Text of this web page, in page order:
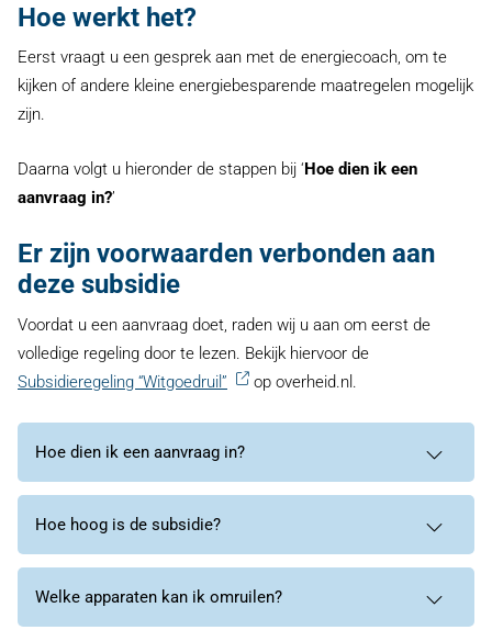
Hoe werkt het?
Eerst vraagt u een gesprek aan met de energiecoach, om te
kijken of andere kleine energiebesparende maatregelen mogelijk
zijn.
Daarna volgt u hieronder de stappen bij ‘ Hoe dien ik een
aanvraag in?’
Er zijn voorwaarden verbonden aan
deze subsidie
Voordat u een aanvraag doet, raden wij u aan om eerst de
volledige regeling door te lezen. Bekijk hiervoor de
Subsidieregeling “Witgoedruil”
op overheid.nl.
Hoe dien ik een aanvraag in?
Hoe hoog is de subsidie?
Welke apparaten kan ik omruilen?